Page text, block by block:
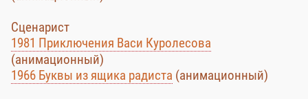
Сценарист
1981 Приключения Васи Куролесова
(анимационный)
1966 Буквы из ящика радиста (анимационный)